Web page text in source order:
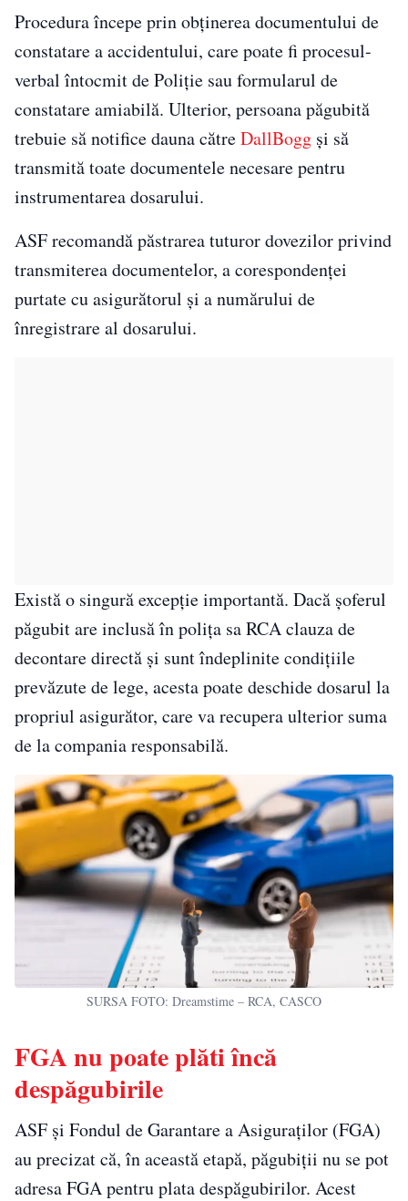
Procedura începe prin obținerea documentului de
constatare a accidentului, care poate fi procesul-
verbal întocmit de Poliție sau formularul de
constatare amiabilă. Ulterior, persoana păgubită
trebuie să notifice dauna cătreDallBogg și să
transmită toate documentele necesare pentru
instrumentarea dosarului.
ASF recomandă păstrarea tuturor dovezilor privind
transmiterea documentelor, a corespondenței
purtate cu asigurătorul și a numărului de
înregistrare al dosarului.
Există o singură excepție importantă. Dacă șoferul
păgubit are inclusă în polița sa RCA clauza de
decontare directă și sunt îndeplinite condițiile
prevăzute de lege, acesta poate deschide dosarul la
propriul asigurător, care va recupera ulterior suma
de la compania responsabilă.
SURSA FOTO: Dreamstime – RCA, CASCO
FGA nu poate plăti încă
despăgubirile
ASF și Fondul de Garantare a Asiguraților (FGA)
au precizat că, în această etapă, păgubiții nu se pot
adresa FGA pentru plata despăgubirilor. Acest